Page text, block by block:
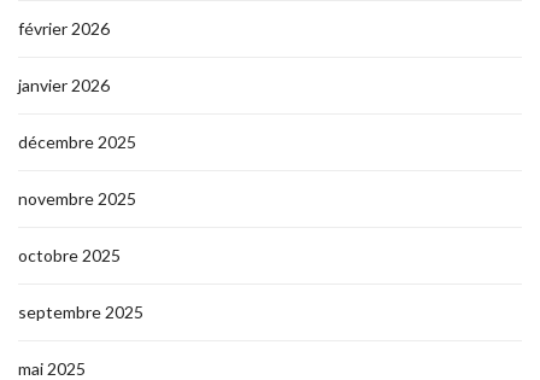
février 2026
janvier 2026
décembre 2025
novembre 2025
octobre 2025
septembre 2025
mai 2025